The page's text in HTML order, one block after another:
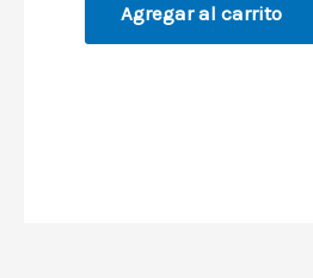
Agregar al carrito